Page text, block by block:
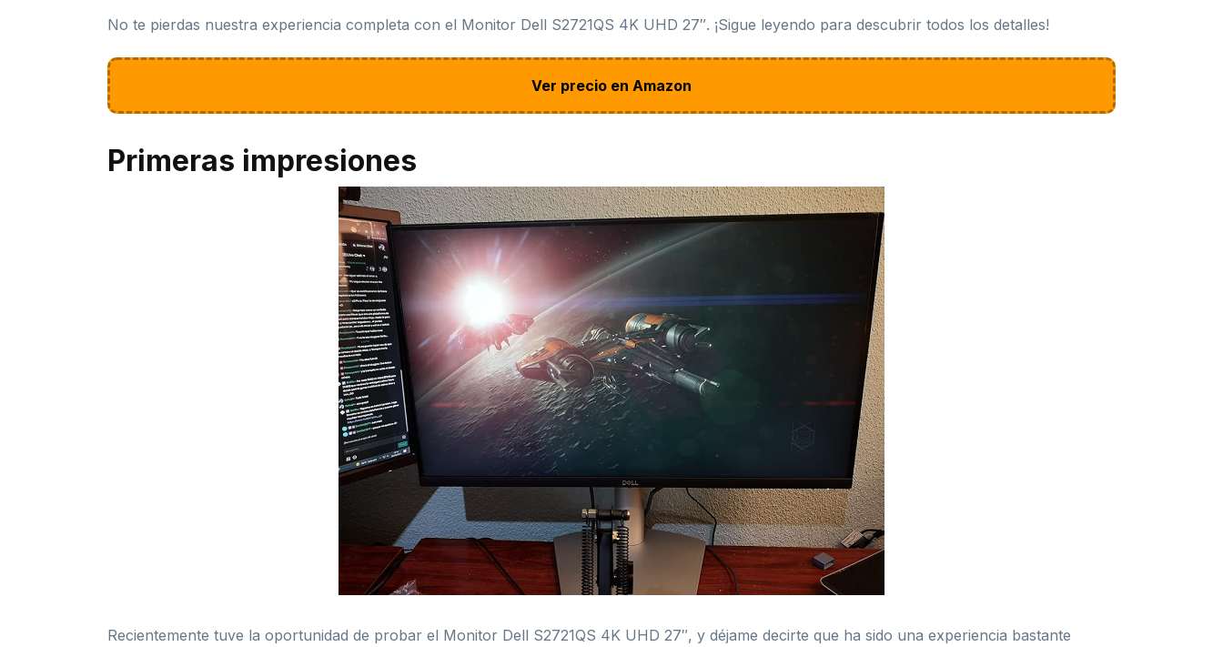
No te pierdas nuestra experiencia completa con el Monitor Dell S2721QS 4K UHD 27″. ¡Sigue leyendo para descubrir todos los detalles!
Ver precio en Amazon
Primeras impresiones
Recientemente tuve la oportunidad de probar el Monitor Dell S2721QS 4K UHD 27″, y déjame decirte que ha sido una experiencia bastante